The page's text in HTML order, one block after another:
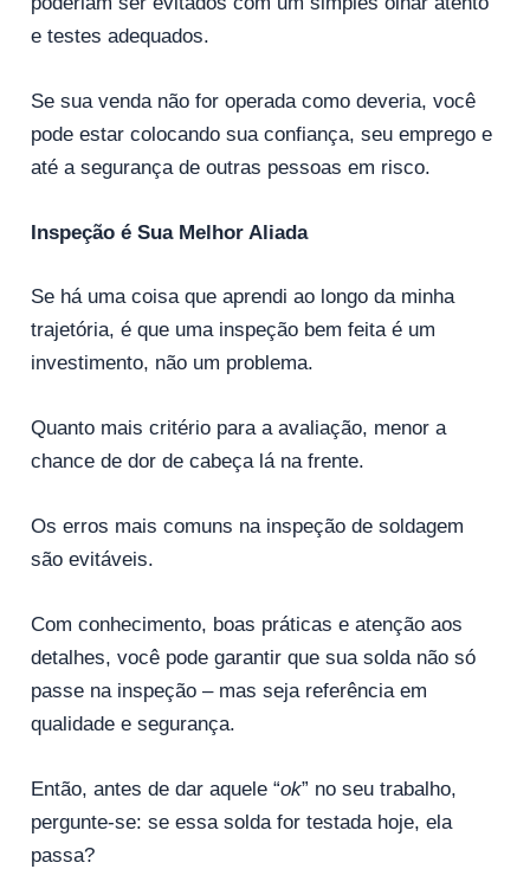
e testes adequados.
Se sua venda não for operada como deveria, você
pode estar colocando sua confiança, seu emprego e
até a segurança de outras pessoas em risco.
Inspeção é Sua Melhor Aliada
Se há uma coisa que aprendi ao longo da minha
trajetória, é que uma inspeção bem feita é um
investimento, não um problema.
Quanto mais critério para a avaliação, menor a
chance de dor de cabeça lá na frente.
Os erros mais comuns na inspeção de soldagem
são evitáveis.
Com conhecimento, boas práticas e atenção aos
detalhes, você pode garantir que sua solda não só
passe na inspeção – mas seja referência em
qualidade e segurança.
Então, antes de dar aquele “ok” no seu trabalho,
pergunte-se: se essa solda for testada hoje, ela
passa?